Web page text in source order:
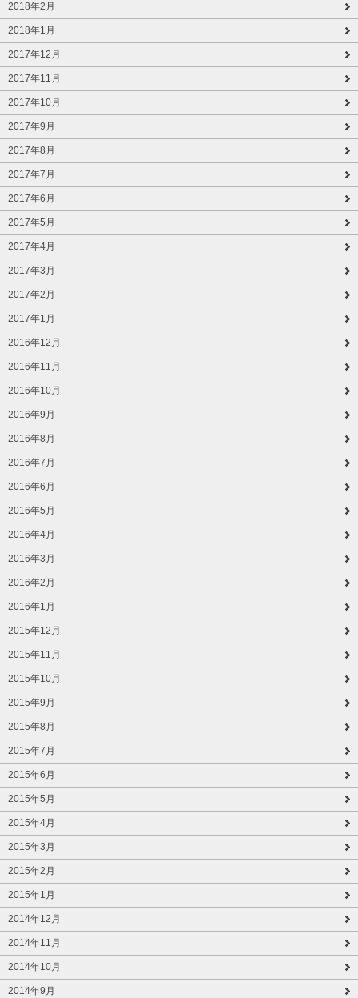
2018年2月
2018年1月
2017年12月
2017年11月
2017年10月
2017年9月
2017年8月
2017年7月
2017年6月
2017年5月
2017年4月
2017年3月
2017年2月
2017年1月
2016年12月
2016年11月
2016年10月
2016年9月
2016年8月
2016年7月
2016年6月
2016年5月
2016年4月
2016年3月
2016年2月
2016年1月
2015年12月
2015年11月
2015年10月
2015年9月
2015年8月
2015年7月
2015年6月
2015年5月
2015年4月
2015年3月
2015年2月
2015年1月
2014年12月
2014年11月
2014年10月
2014年9月